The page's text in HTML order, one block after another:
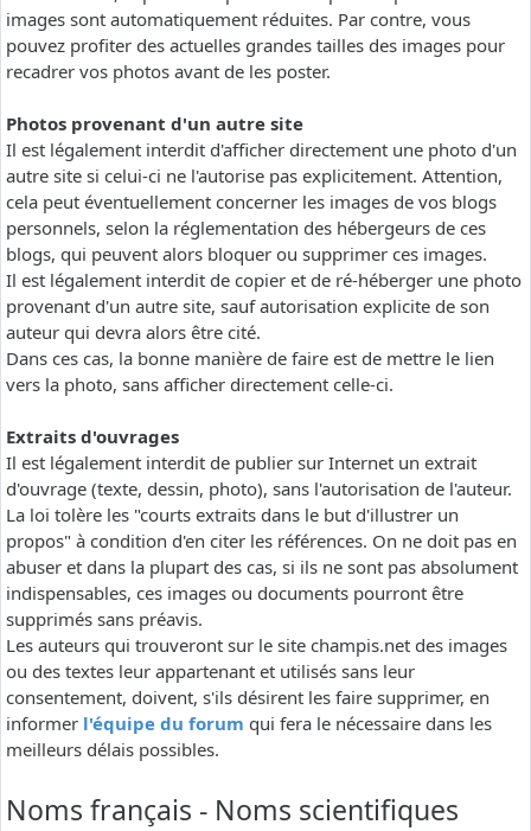
images sont automatiquement réduites. Par contre, vous
pouvez profiter des actuelles grandes tailles des images pour
recadrer vos photos avant de les poster.
Photos provenant d'un autre site
Il est légalement interdit d'afficher directement une photo d'un
autre site si celui-ci ne l'autorise pas explicitement. Attention,
cela peut éventuellement concerner les images de vos blogs
personnels, selon la réglementation des hébergeurs de ces
blogs, qui peuvent alors bloquer ou supprimer ces images.
Il est légalement interdit de copier et de ré-héberger une photo
provenant d'un autre site, sauf autorisation explicite de son
auteur qui devra alors être cité.
Dans ces cas, la bonne manière de faire est de mettre le lien
vers la photo, sans afficher directement celle-ci.
Extraits d'ouvrages
Il est légalement interdit de publier sur Internet un extrait
d'ouvrage (texte, dessin, photo), sans l'autorisation de l'auteur.
La loi tolère les "courts extraits dans le but d'illustrer un
propos" à condition d'en citer les références. On ne doit pas en
abuser et dans la plupart des cas, si ils ne sont pas absolument
indispensables, ces images ou documents pourront être
supprimés sans préavis.
Les auteurs qui trouveront sur le site champis.net des images
ou des textes leur appartenant et utilisés sans leur
consentement, doivent, s'ils désirent les faire supprimer, en
informer l'équipe du forum qui fera le nécessaire dans les
meilleurs délais possibles.
Noms français - Noms scientifiques